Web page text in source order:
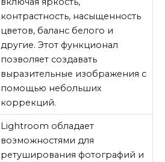
контрастность, насыщенность
цветов, баланс белого и
другие. Этот функционал
позволяет создавать
выразительные изображения с
помощью небольших
коррекций.
Lightroom обладает
возможностями для
ретуширования фотографий и